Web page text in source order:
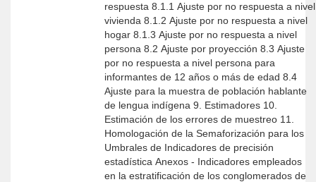
respuesta 8.1.1 Ajuste por no respuesta a nivel
vivienda 8.1.2 Ajuste por no respuesta a nivel
hogar 8.1.3 Ajuste por no respuesta a nivel
persona 8.2 Ajuste por proyección 8.3 Ajuste
por no respuesta a nivel persona para
informantes de 12 años o más de edad 8.4
Ajuste para la muestra de población hablante
de lengua indígena 9. Estimadores 10.
Estimación de los errores de muestreo 11.
Homologación de la Semaforización para los
Umbrales de Indicadores de precisión
estadística Anexos - Indicadores empleados
en la estratificación de los conglomerados de